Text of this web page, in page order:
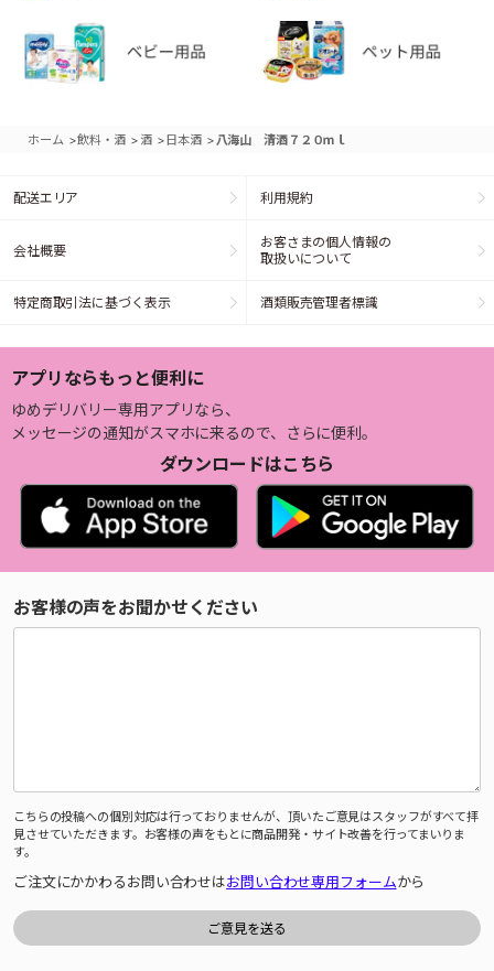
ホーム >飲料・酒 > 酒 > 日本酒 > 八海山 清酒７２０ｍｌ
配送エリア 利用規約
会社概要
お客さまの個人情報の
取扱いについて
特定商取引法に基づく表示 酒類販売管理者標識
アプリならもっと便利に
ゆめデリバリー専用アプリなら、
メッセージの通知がスマホに来るので、さらに便利。
ダウンロードはこちら
お客様の声をお聞かせください
こちらの投稿への個別対応は行っておりませんが、頂いたご意見はスタッフがすべて拝
見させていただきます。お客様の声をもとに商品開発・サイト改善を行ってまいりま
す。
ご注文にかかわるお問い合わせはお問い合わせ専用フォームから